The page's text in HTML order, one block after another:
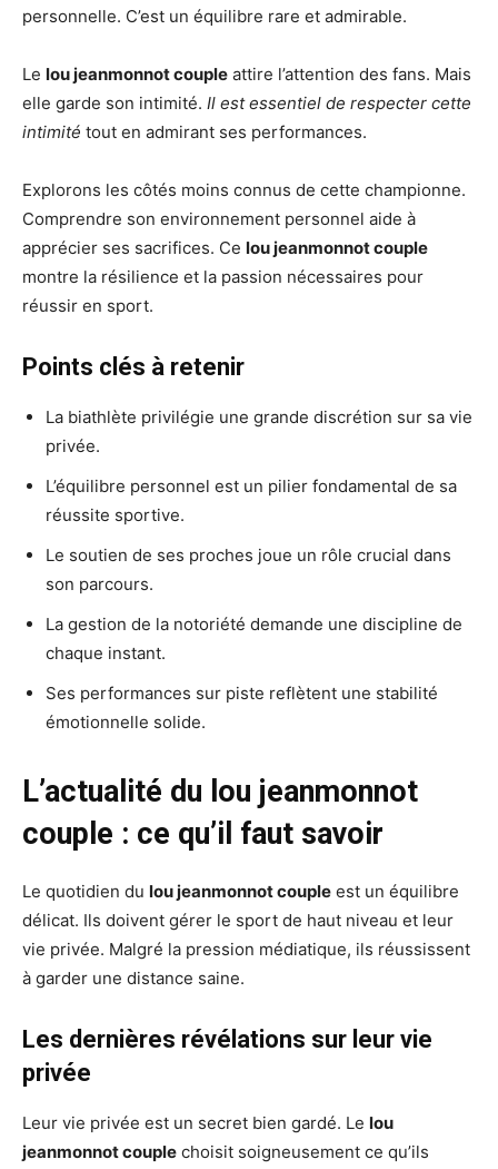
personnelle. C’est un équilibre rare et admirable.
Le lou jeanmonnot couple attire l’attention des fans. Mais
elle garde son intimité. Il est essentiel de respecter cette
intimité tout en admirant ses performances.
Explorons les côtés moins connus de cette championne.
Comprendre son environnement personnel aide à
apprécier ses sacrifices. Ce lou jeanmonnot couple
montre la résilience et la passion nécessaires pour
réussir en sport.
Points clés à retenir
La biathlète privilégie une grande discrétion sur sa vie
privée.
L’équilibre personnel est un pilier fondamental de sa
réussite sportive.
Le soutien de ses proches joue un rôle crucial dans
son parcours.
La gestion de la notoriété demande une discipline de
chaque instant.
Ses performances sur piste reflètent une stabilité
émotionnelle solide.
L’actualité du lou jeanmonnot
couple : ce qu’il faut savoir
Le quotidien du lou jeanmonnot couple est un équilibre
délicat. Ils doivent gérer le sport de haut niveau et leur
vie privée. Malgré la pression médiatique, ils réussissent
à garder une distance saine.
Les dernières révélations sur leur vie
privée
Leur vie privée est un secret bien gardé. Le lou
jeanmonnot couple choisit soigneusement ce qu’ils